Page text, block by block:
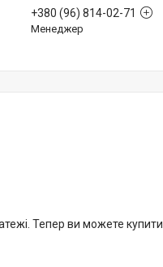
+380 (96) 814-02-71
Менеджер
Тепер ви можете купити